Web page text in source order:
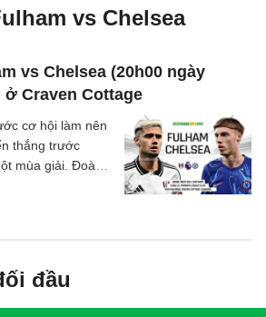
vs Chelsea
vs Chelsea (20h00 ngày
Craven Cottage
cơ hội làm nên
thắng trước
mùa giải. Đoàn
hành quân tới
đầu